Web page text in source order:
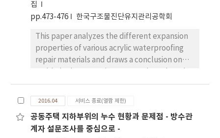
집
pp.473-476
한국구조물진단유지관리공학회
This paper analyzes the different expansion
properties of various acrylic waterproofing
repair materials and draws a conclusion on
test results.
2016.04 서비스 종료(열람 제한)
공동주택 지하부위의 누수 현황과 문제점 - 방수관
계자 설문조사를 중심으로 -